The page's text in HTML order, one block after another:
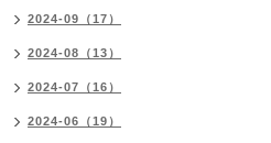
2024-09（17）
2024-08（13）
2024-07（16）
2024-06（19）